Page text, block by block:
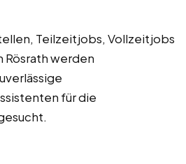
Teilzeitjobs, Vollzeitjobs
Rösrath werden
für die